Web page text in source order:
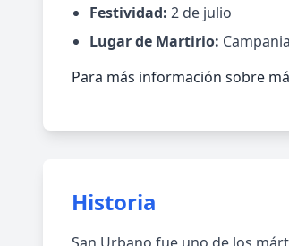
Festividad: 2 de julio
Lugar de Martirio:
Para más información sobre
Historia